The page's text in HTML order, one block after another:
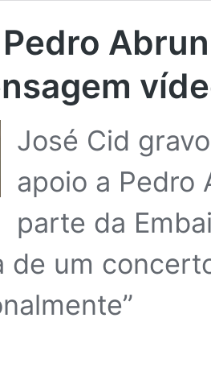
Pedro
José Cid
apoio a Pedro
parte da
de um